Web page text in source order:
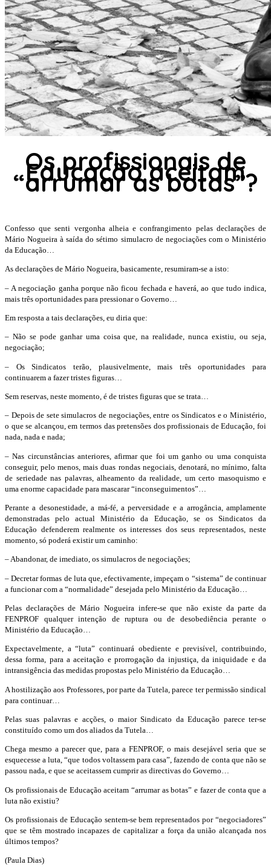
Os profissionais de
Educação aceitam
“arrumar as botas”?
Confesso que senti vergonha alheia e confrangimento pelas declarações de
Mário Nogueira à saída do sétimo simulacro de negociações com o Ministério
da Educação…
As declarações de Mário Nogueira, basicamente, resumiram-se a isto:
– A negociação ganha porque não ficou fechada e haverá, ao que tudo indica,
mais três oportunidades para pressionar o Governo…
Em resposta a tais declarações, eu diria que:
– Não se pode ganhar uma coisa que, na realidade, nunca existiu, ou seja,
negociação;
– Os Sindicatos terão, plausivelmente, mais três oportunidades para
continuarem a fazer tristes figuras…
Sem reservas, neste momento, é de tristes figuras que se trata…
– Depois de sete simulacros de negociações, entre os Sindicatos e o Ministério,
o que se alcançou, em termos das pretensões dos profissionais de Educação, foi
nada, nada e nada;
– Nas circunstâncias anteriores, afirmar que foi um ganho ou uma conquista
conseguir, pelo menos, mais duas rondas negociais, denotará, no mínimo, falta
de seriedade nas palavras, alheamento da realidade, um certo masoquismo e
uma enorme capacidade para mascarar “inconseguimentos”…
Perante a desonestidade, a má-fé, a perversidade e a arrogância, amplamente
demonstradas pelo actual Ministério da Educação, se os Sindicatos da
Educação defenderem realmente os interesses dos seus representados, neste
momento, só poderá existir um caminho:
– Abandonar, de imediato, os simulacros de negociações;
– Decretar formas de luta que, efectivamente, impeçam o “sistema” de continuar
a funcionar com a “normalidade” desejada pelo Ministério da Educação…
Pelas declarações de Mário Nogueira infere-se que não existe da parte da
FENPROF qualquer intenção de ruptura ou de desobediência perante o
Ministério da Educação…
Expectavelmente, a “luta” continuará obediente e previsível, contribuindo,
dessa forma, para a aceitação e prorrogação da injustiça, da iniquidade e da
intransigência das medidas propostas pelo Ministério da Educação…
A hostilização aos Professores, por parte da Tutela, parece ter permissão sindical
para continuar…
Pelas suas palavras e acções, o maior Sindicato da Educação parece ter-se
constituído como um dos aliados da Tutela…
Chega mesmo a parecer que, para a FENPROF, o mais desejável seria que se
esquecesse a luta, “que todos voltassem para casa”, fazendo de conta que não se
passou nada, e que se aceitassem cumprir as directivas do Governo…
Os profissionais de Educação aceitam “arrumar as botas” e fazer de conta que a
luta não existiu?
Os profissionais de Educação sentem-se bem representados por “negociadores”
que se têm mostrado incapazes de capitalizar a força da união alcançada nos
últimos tempos?
(Paula Dias)